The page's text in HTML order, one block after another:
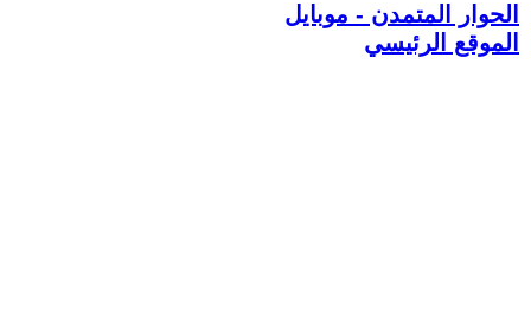
الحوار المتمدن - موبايل
الموقع الرئيسي